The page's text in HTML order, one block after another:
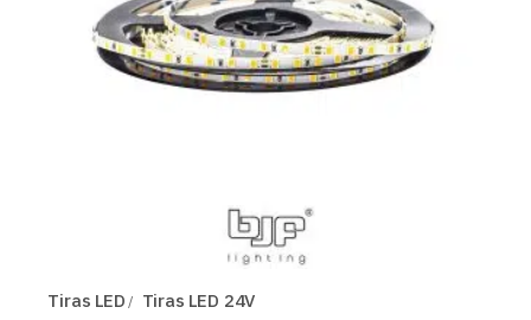
Tiras LED Tiras LED 24V